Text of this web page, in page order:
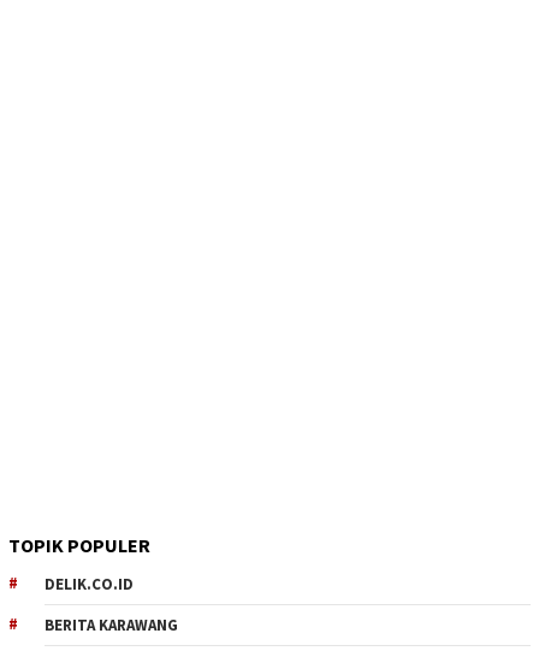
TOPIK POPULER
DELIK.CO.ID
BERITA KARAWANG